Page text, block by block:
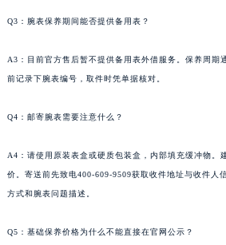
Q3：腕表保养期间能否提供备用表？
A3：目前官方售后暂不提供备用表外借服务。保养周期
前记录下腕表编号，取件时凭单据核对。
Q4：邮寄腕表需要注意什么？
A4：请使用原装表盒或硬质包装盒，内部填充缓冲物。
价。寄送前先致电400-609-9509获取收件地址与收件人
方式和腕表问题描述。
Q5：基础保养价格为什么不能直接在官网公示？